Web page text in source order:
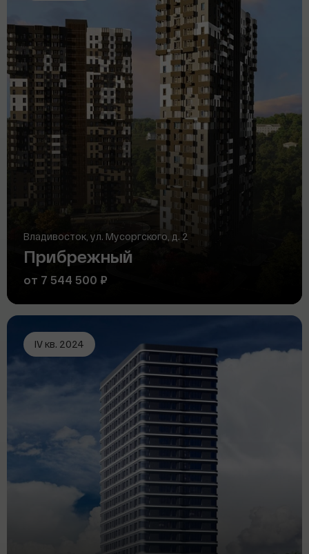
Владивосток, ул. Мусоргского, д. 2
Прибрежный
от 7 544 500 ₽
IV кв. 2024